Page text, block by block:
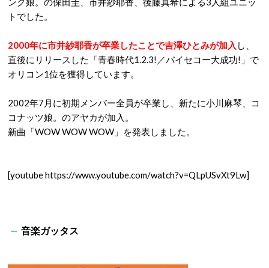
トでした。
2000年に市井紗耶香が卒業したことで吉澤ひとみが加入 し、
直後にリリースした「青春時代1.2.3!／バイセコー大成功!」で
オリコン1位を獲得しています。
2002年7月に初期メンバー全員が卒業し、新たに小川麻琴、コ
コナッツ娘。のアヤカが加入。
新曲「WOW WOW WOW」を発表しました。
[youtube https://www.youtube.com/watch?v=QLpUSvXt9Lw]
音楽ガッタス